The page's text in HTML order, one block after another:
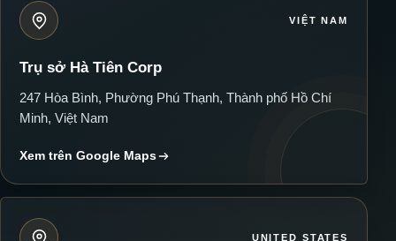
VIỆT NAM
Trụ sở Hà Tiên Corp
247 Hòa Bình, Phường Phú Thạnh, Thành phố Hồ Chí
Minh, Việt Nam
Xem trên Google Maps
UNITED STATES